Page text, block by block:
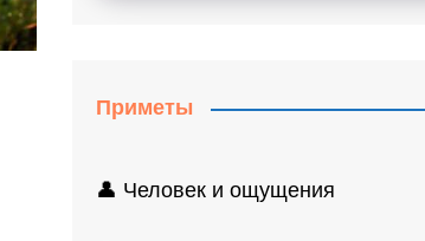
Приметы
👤 Человек и ощущения